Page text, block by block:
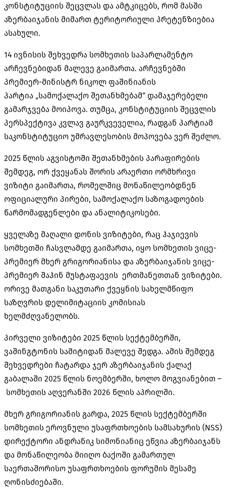
კონსტიტუციის შეცვლას და ამტკიცებს, რომ მასში
აზერბაიჯანის მიმართ ტერიტორიული პრეტენზიებია
ასახული.
14 ივნისის შეხვედრა სომხეთის საპარლამენტო
არჩევნებიდან მალევე გაიმართა. არჩევნებში
პრემიერ-მინისტრ ნიკოლ ფაშინიანის
პარტია „სამოქალაქო შეთანხმებამ“ დამაჯერებელი
გამარჯვება მოიპოვა. თუმცა, კონსტიტუციის შეცვლის
პერსპექტივა კვლავ გაურკვეველია, რადგან პარტიამ
საკონსტიტუციო უმრავლესობის მოპოვება ვერ შეძლო.
2025 წლის აგვისტოში შეთანხმების პარაფირების
შემდეგ, ორ ქვეყანას შორის არაერთი ორმხრივი
ვიზიტი გაიმართა, რომელშიც მონაწილეობდნენ
ოფიციალური პირები, სამოქალაქო საზოგადოების
წარმომადგენლები და ანალიტიკოსები.
ყველაზე მაღალი დონის ვიზიტები, რაც ჰაჯიევის
სომხეთში ჩასვლამდე გაიმართა, იყო სომხეთის ვიცე-
პრემიერ მხერ გრიგორიანისა და აზერბაიჯანის ვიცე-
პრემიერ შაჰინ მუსტაფაევის ერთმანეთთან ვიზიტები.
ორივე მათგანი საკუთარი ქვეყნის სახელმწიფო
საზღვრის დელიმიტაციის კომისიას
ხელმძღვანელობს.
პირველი ვიზიტები 2025 წლის სექტემბერში,
ვაშინგტონის სამიტიდან მალევე შედგა. ამის შემდეგ
შეხვედრები ჩატარდა ჯერ აზერბაიჯანის ქალაქ
გაბალაში 2025 წლის ნოემბერში, ხოლო მოგვიანებით –
სომხეთის აღვერანში 2026 წლის აპრილში.
მხერ გრიგორიანის გარდა, 2025 წლის სექტემბერში
სომხეთის ეროვნული უსაფრთხოების სამსახურის (NSS)
დირექტორი ანდრანიკ სიმონიანიც ეწვია აზერბაიჯანს
და მონაწილეობა მიიღო ბაქოში გამართულ
საერთაშორისო უსაფრთხოების ფორუმის მესამე
ღონისძიებაში.